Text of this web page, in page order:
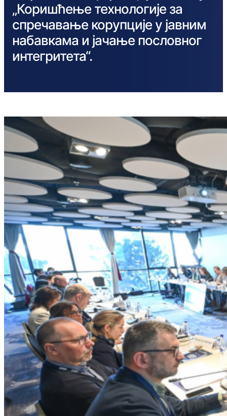
„Коришћење технологије за
спречавање корупције у јавним
набавкама и јачање пословног
интегритета“.